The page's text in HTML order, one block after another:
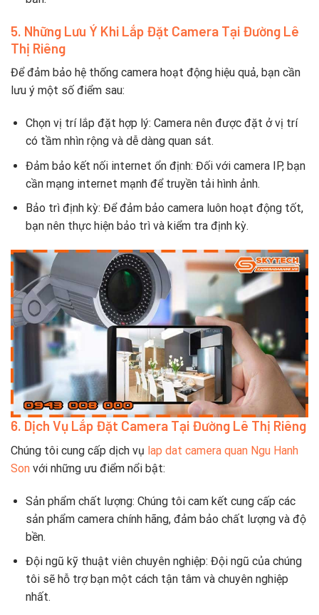
5. Những Lưu Ý Khi Lắp Đặt Camera Tại Đường Lê
Thị Riêng
Để đảm bảo hệ thống camera hoạt động hiệu quả, bạn cần
lưu ý một số điểm sau:
Chọn vị trí lắp đặt hợp lý: Camera nên được đặt ở vị trí
có tầm nhìn rộng và dễ dàng quan sát.
Đảm bảo kết nối internet ổn định: Đối với camera IP, bạn
cần mạng internet mạnh để truyền tải hình ảnh.
Bảo trì định kỳ: Để đảm bảo camera luôn hoạt động tốt,
bạn nên thực hiện bảo trì và kiểm tra định kỳ.
6. Dịch Vụ Lắp Đặt Camera Tại Đường Lê Thị Riêng
Chúng tôi cung cấp dịch vụ lap dat camera quan Ngu Hanh
Son với những ưu điểm nổi bật:
Sản phẩm chất lượng: Chúng tôi cam kết cung cấp các
sản phẩm camera chính hãng, đảm bảo chất lượng và độ
bền.
Đội ngũ kỹ thuật viên chuyên nghiệp: Đội ngũ của chúng
tôi sẽ hỗ trợ bạn một cách tận tâm và chuyên nghiệp
nhất.